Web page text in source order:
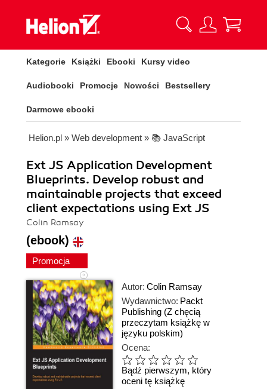
Kategorie Książki Ebooki Kursy video
Audiobooki Promocje Nowości Bestsellery
Darmowe ebooki
Helion.pl » Web development » 📚 JavaScript
Ext JS Application Development
Blueprints. Develop robust and
maintainable projects that exceed
client expectations using Ext JS
Colin Ramsay
(ebook)
Promocja
Autor: Colin Ramsay
Wydawnictwo: Packt
Publishing (Z chęcią
przeczytam książkę w
języku polskim)
Ocena:
Bądź pierwszym, który
oceni tę książkę